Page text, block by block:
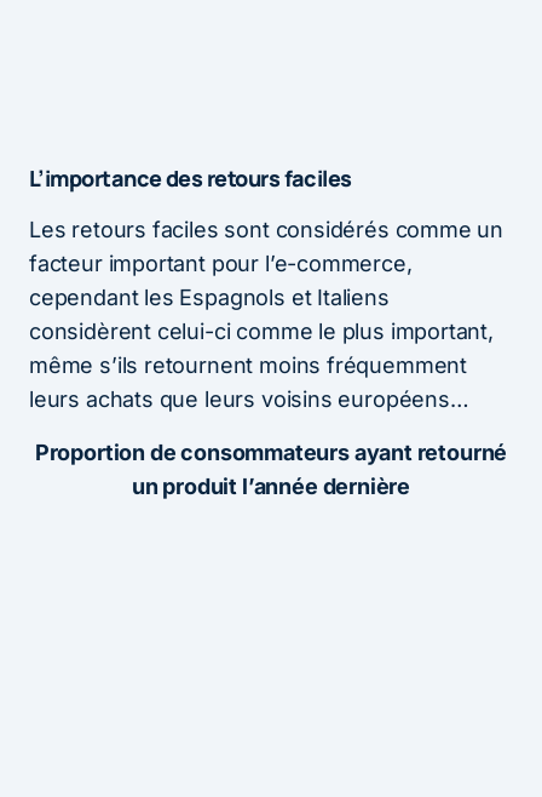
L’importance des retours faciles
Les retours faciles sont considérés comme un
facteur important pour l’e-commerce,
cependant les Espagnols et Italiens
considèrent celui-ci comme le plus important,
même s’ils retournent moins fréquemment
leurs achats que leurs voisins européens…
Proportion de consommateurs ayant retourné
un produit l’année dernière